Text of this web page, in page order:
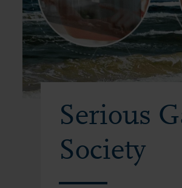
Serious
Society